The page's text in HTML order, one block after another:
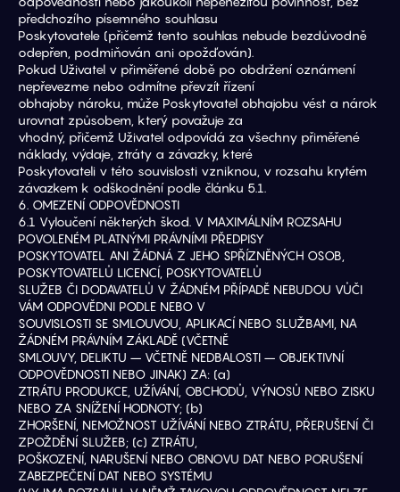
předchozího písemného souhlasu
Poskytovatele (přičemž tento souhlas nebude bezdůvodně
odepřen, podmiňován ani opožďován).
Pokud Uživatel v přiměřené době po obdržení oznámení
nepřevezme nebo odmítne převzít řízení
obhajoby nároku, může Poskytovatel obhajobu vést a nárok
urovnat způsobem, který považuje za
vhodný, přičemž Uživatel odpovídá za všechny přiměřené
náklady, výdaje, ztráty a závazky, které
Poskytovateli v této souvislosti vzniknou, v rozsahu krytém
závazkem k odškodnění podle článku 5.1.
6. OMEZENÍ ODPOVĚDNOSTI
6.1 Vyloučení některých škod. V MAXIMÁLNÍM ROZSAHU
POVOLENÉM PLATNÝMI PRÁVNÍMI PŘEDPISY
POSKYTOVATEL ANI ŽÁDNÁ Z JEHO SPŘÍZNĚNÝCH OSOB,
POSKYTOVATELŮ LICENCÍ, POSKYTOVATELŮ
SLUŽEB ČI DODAVATELŮ V ŽÁDNÉM PŘÍPADĚ NEBUDOU VŮČI
VÁM ODPOVĚDNI PODLE NEBO V
SOUVISLOSTI SE SMLOUVOU, APLIKACÍ NEBO SLUŽBAMI, NA
ŽÁDNÉM PRÁVNÍM ZÁKLADĚ (VČETNĚ
SMLOUVY, DELIKTU – VČETNĚ NEDBALOSTI – OBJEKTIVNÍ
ODPOVĚDNOSTI NEBO JINAK) ZA: (a)
ZTRÁTU PRODUKCE, UŽÍVÁNÍ, OBCHODŮ, VÝNOSŮ NEBO ZISKU
NEBO ZA SNÍŽENÍ HODNOTY; (b)
ZHORŠENÍ, NEMOŽNOST UŽÍVÁNÍ NEBO ZTRÁTU, PŘERUŠENÍ ČI
ZPOŽDĚNÍ SLUŽEB; (c) ZTRÁTU,
POŠKOZENÍ, NARUŠENÍ NEBO OBNOVU DAT NEBO PORUŠENÍ
ZABEZPEČENÍ DAT NEBO SYSTÉMU